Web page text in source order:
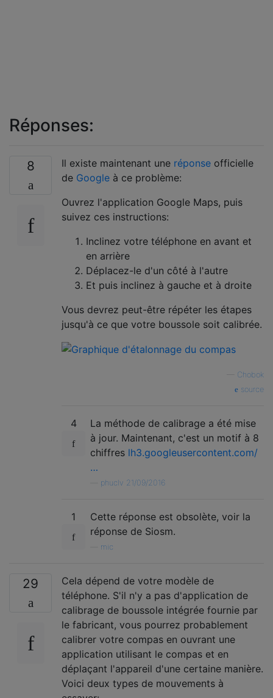
Réponses:
8 Il existe maintenant une réponse officielle
de Google à ce problème:
Ouvrez l'application Google Maps, puis
suivez ces instructions:
Inclinez votre téléphone en avant et
en arrière
Déplacez-le d'un côté à l'autre
Et puis inclinez à gauche et à droite
Vous devrez peut-être répéter les étapes
jusqu'à ce que votre boussole soit calibrée.
Chobok
source
4
La méthode de calibrage a été mise
à jour. Maintenant, c'est un motif à 8
chiffres lh3.googleusercontent.com/
…
phuclv 21/09/2016
1
Cette réponse est obsolète, voir la
réponse de Siosm.
mic
29
Cela dépend de votre modèle de
téléphone. S'il n'y a pas d'application de
calibrage de boussole intégrée fournie par
le fabricant, vous pourrez probablement
calibrer votre compas en ouvrant une
application utilisant le compas et en
déplaçant l'appareil d'une certaine manière.
Voici deux types de mouvements à